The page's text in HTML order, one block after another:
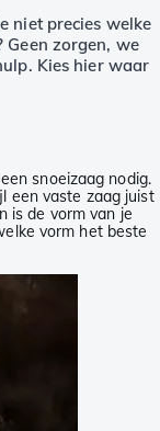
niet precies welke
zorgen, we
Kies hier waar
snoeizaag nodig.
een vaste zaag juist
is de vorm van je
vorm het beste